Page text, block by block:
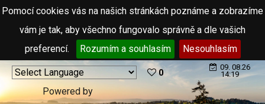
Pomocí cookies vás na našich stránkách poznáme a zobrazíme
vám je tak, aby všechno fungovalo správně a dle vašich
preferencí.
Rozumím a souhlasím Nesouhlasím
Powered by
0
09. 08.26
14:19